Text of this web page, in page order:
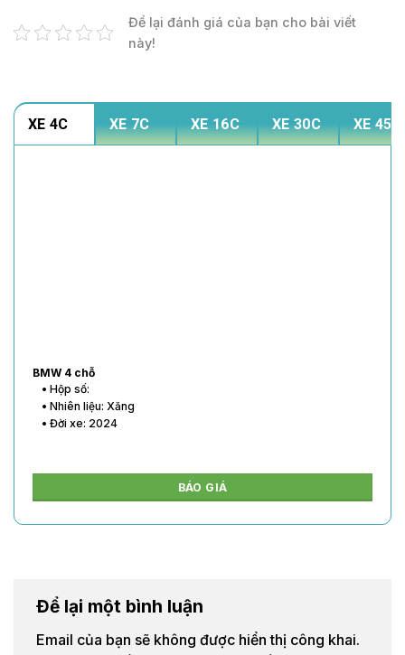
Để lại đánh giá của bạn cho bài viết
này!
XE 4C XE 7C XE 16C XE 30C XE 45C
BMW 4 chỗ
• Hộp số:
• Nhiên liệu: Xăng
• Đời xe: 2024
BÁO GIÁ
Để lại một bình luận
Email của bạn sẽ không được hiển thị công khai.